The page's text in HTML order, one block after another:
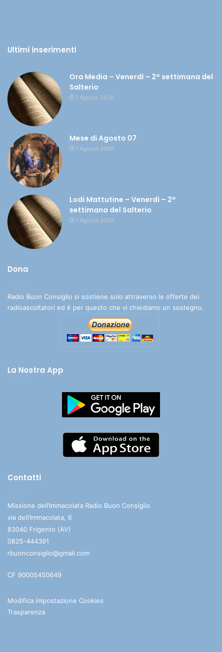
Ultimi inserimenti
Ora Media – Venerdì – 2° settimana del
Salterio
7 Agosto 2026
Mese di Agosto 07
7 Agosto 2026
Lodi Mattutine – Venerdì – 2°
settimana del Salterio
7 Agosto 2026
Dona
Radio Buon Consiglio si sostiene solo attraverso le offerte dei
radioascoltatori ed è per questo che vi chiediamo un sostegno.
La Nostra App
Contatti
Missione dell’Immacolata Radio Buon Consiglio
via dell’Immacolata, 6
83040 Frigento (AV)
0825-444391
rbuonconsiglio@gmail.com
CF 90005450649
Modifica impostazione Cookies
Trasparenza